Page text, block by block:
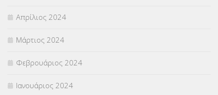
Απρίλιος 2024
Μάρτιος 2024
Φεβρουάριος 2024
Ιανουάριος 2024